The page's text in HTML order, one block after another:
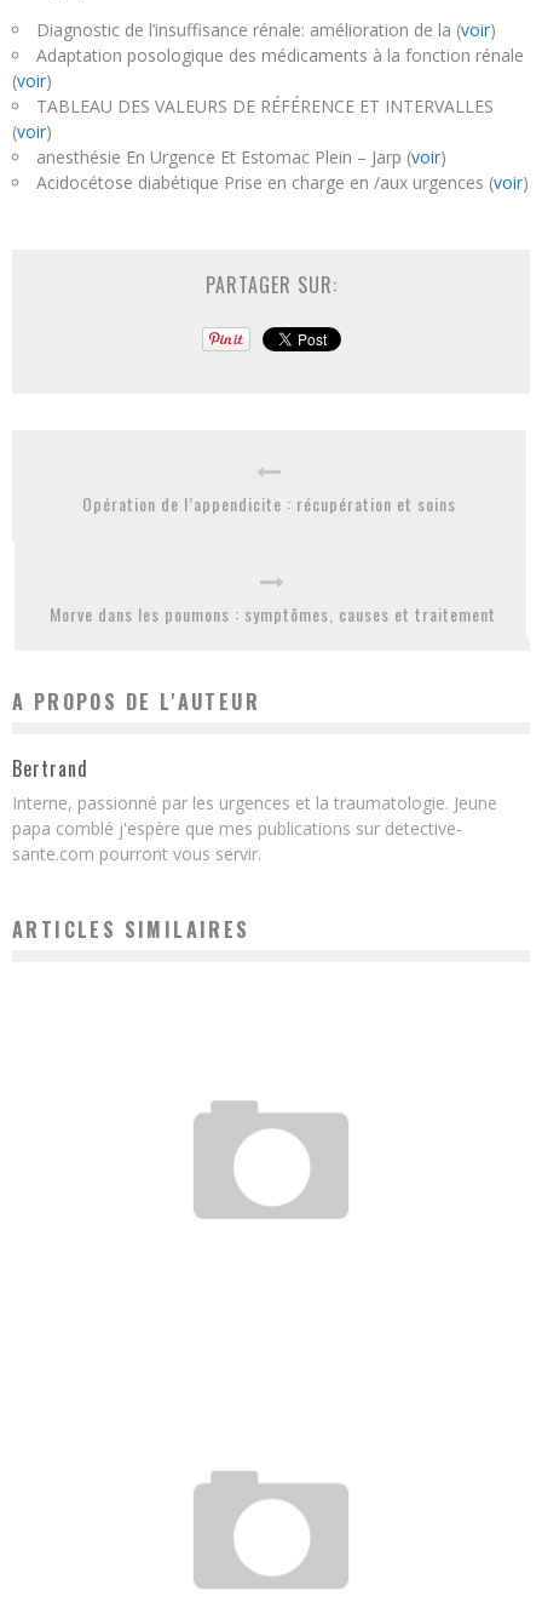
Diagnostic de l’insuffisance rénale: amélioration de la (voir)
Adaptation posologique des médicaments à la fonction rénale
(voir)
TABLEAU DES VALEURS DE RÉFÉRENCE ET INTERVALLES
(voir)
anesthésie En Urgence Et Estomac Plein – Jarp (voir)
Acidocétose diabétique Prise en charge en /aux urgences (voir)
PARTAGER SUR:
Opération de l’appendicite : récupération et soins
Morve dans les poumons : symptômes, causes et traitement
A PROPOS DE L'AUTEUR
Bertrand
Interne, passionné par les urgences et la traumatologie. Jeune
papa comblé j'espère que mes publications sur detective-
sante.com pourront vous servir.
ARTICLES SIMILAIRES